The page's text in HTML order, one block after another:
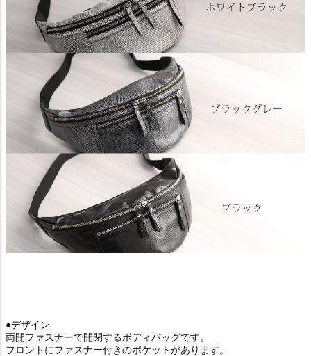
●デザイン
両開ファスナーで開閉するボディバッグです。
フロントにファスナー付きのポケットがあります。